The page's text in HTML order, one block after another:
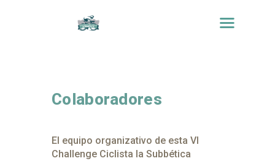
Colaboradores
El equipo organizativo de esta VI
Challenge Ciclista la Subbética